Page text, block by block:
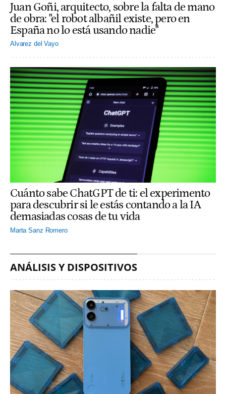
Juan Goñi, arquitecto, sobre la falta de mano
de obra: "el robot albañil existe, pero en
España no lo está usando nadie"
Alvarez del Vayo
Cuánto sabe ChatGPT de ti: el experimento
para descubrir si le estás contando a la IA
demasiadas cosas de tu vida
Marta Sanz Romero
ANÁLISIS Y DISPOSITIVOS